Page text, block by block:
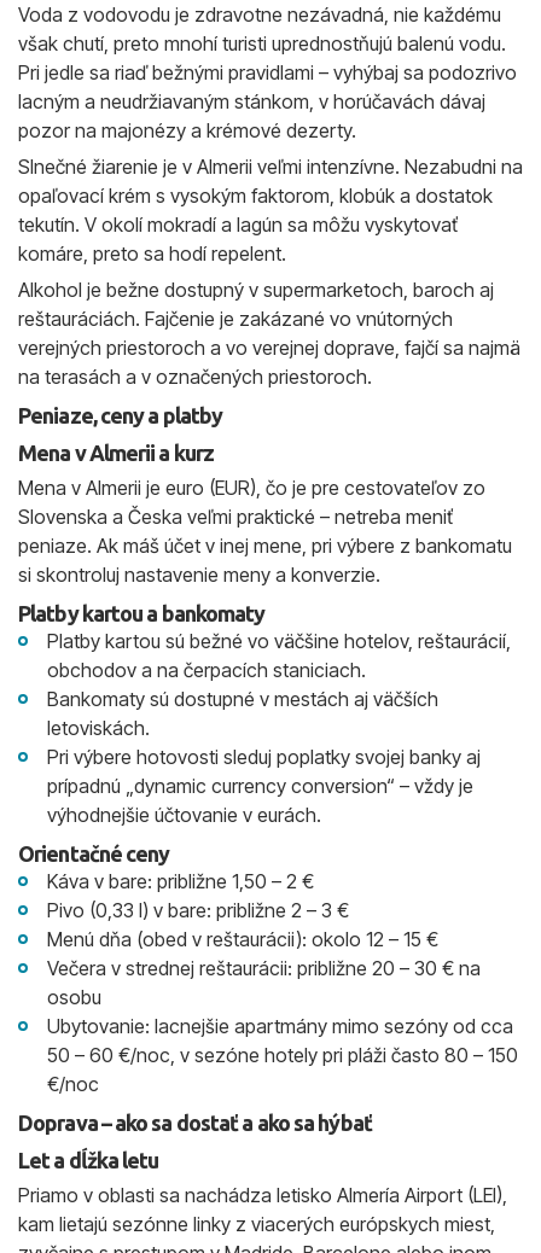
Voda z vodovodu je zdravotne nezávadná, nie každému
však chutí, preto mnohí turisti uprednostňujú balenú vodu.
Pri jedle sa riaď bežnými pravidlami – vyhýbaj sa podozrivo
lacným a neudržiavaným stánkom, v horúčavách dávaj
pozor na majonézy a krémové dezerty.
Slnečné žiarenie je v Almerii veľmi intenzívne. Nezabudni na
opaľovací krém s vysokým faktorom, klobúk a dostatok
tekutín. V okolí mokradí a lagún sa môžu vyskytovať
komáre, preto sa hodí repelent.
Alkohol je bežne dostupný v supermarketoch, baroch aj
reštauráciách. Fajčenie je zakázané vo vnútorných
verejných priestoroch a vo verejnej doprave, fajčí sa najmä
na terasách a v označených priestoroch.
Peniaze, ceny a platby
Mena v Almerii a kurz
Mena v Almerii je euro (EUR), čo je pre cestovateľov zo
Slovenska a Česka veľmi praktické – netreba meniť
peniaze. Ak máš účet v inej mene, pri výbere z bankomatu
si skontroluj nastavenie meny a konverzie.
Platby kartou a bankomaty
Platby kartou sú bežné vo väčšine hotelov, reštaurácií,
obchodov a na čerpacích staniciach.
Bankomaty sú dostupné v mestách aj väčších
letoviskách.
Pri výbere hotovosti sleduj poplatky svojej banky aj
prípadnú „dynamic currency conversion“ – vždy je
výhodnejšie účtovanie v eurách.
Orientačné ceny
Káva v bare: približne 1,50 – 2 €
Pivo (0,33 l) v bare: približne 2 – 3 €
Menú dňa (obed v reštaurácii): okolo 12 – 15 €
Večera v strednej reštaurácii: približne 20 – 30 € na
osobu
Ubytovanie: lacnejšie apartmány mimo sezóny od cca
50 – 60 €/noc, v sezóne hotely pri pláži často 80 – 150
€/noc
Doprava – ako sa dostať a ako sa hýbať
Let a dĺžka letu
Priamo v oblasti sa nachádza letisko Almería Airport (LEI),
kam lietajú sezónne linky z viacerých európskych miest,